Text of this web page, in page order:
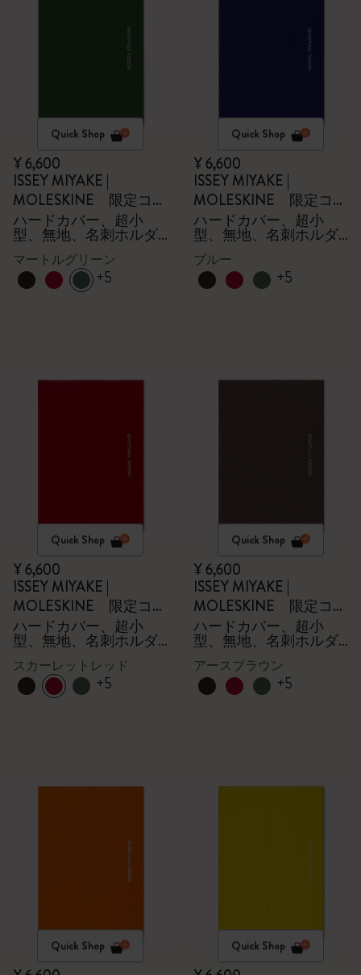
Quick Shop
¥ 6,600
ISSEY MIYAKE |
MOLESKINE 限定コレ
クション
ハードカバー、超小
型、無地、名刺ホルダ
ー - 箱付き
マートルグリーン
+5
Quick Shop
¥ 6,600
ISSEY MIYAKE |
MOLESKINE 限定コレ
クション
ハードカバー、超小
型、無地、名刺ホルダ
ー - 箱付き
ブルー
+5
Quick Shop
¥ 6,600
ISSEY MIYAKE |
MOLESKINE 限定コレ
クション
ハードカバー、超小
型、無地、名刺ホルダ
ー - 箱付き
スカーレットレッド
+5
Quick Shop
¥ 6,600
ISSEY MIYAKE |
MOLESKINE 限定コレ
クション
ハードカバー、超小
型、無地、名刺ホルダ
ー - 箱付き
アースブラウン
+5
Quick Shop Quick Shop